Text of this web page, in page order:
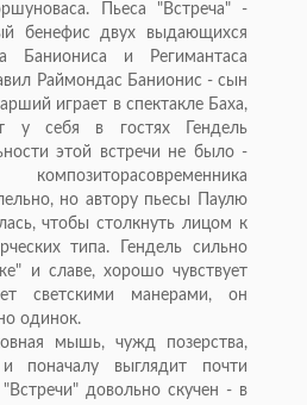
Пьеса "Встреча" -
бенефис двух выдающихся
Баниониса и Регимантаса
Раймондас Банионис - сын
играет в спектакле Баха,
у себя в гостях Гендель
этой встречи не было -
но автору пьесы Паулю
чтобы столкнуть лицом к
типа. Гендель сильно
и славе, хорошо чувствует
светскими манерами, он
одинок.
мышь, чужд позерства,
поначалу выглядит почти
довольно скучен - в